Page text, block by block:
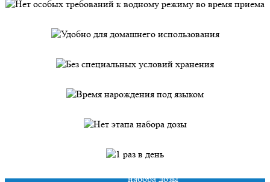
Нет особых требований к
Удобно для домашнего
хранения
1 минута —
набора дозы